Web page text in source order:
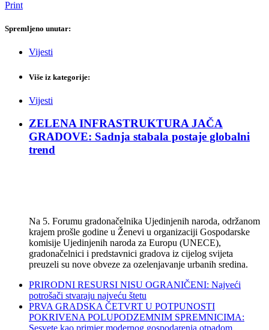
Print
Spremljeno unutar:
Vijesti
Više iz kategorije:
Vijesti
ZELENA INFRASTRUKTURA JAČA
GRADOVE: Sadnja stabala postaje globalni
trend
Na 5. Forumu gradonačelnika Ujedinjenih naroda, održanom
krajem prošle godine u Ženevi u organizaciji Gospodarske
komisije Ujedinjenih naroda za Europu (UNECE),
gradonačelnici i predstavnici gradova iz cijelog svijeta
preuzeli su nove obveze za ozelenjavanje urbanih sredina.
PRIRODNI RESURSI NISU OGRANIČENI: Najveći
potrošači stvaraju najveću štetu
PRVA GRADSKA ČETVRT U POTPUNOSTI
POKRIVENA POLUPODZEMNIM SPREMNICIMA: